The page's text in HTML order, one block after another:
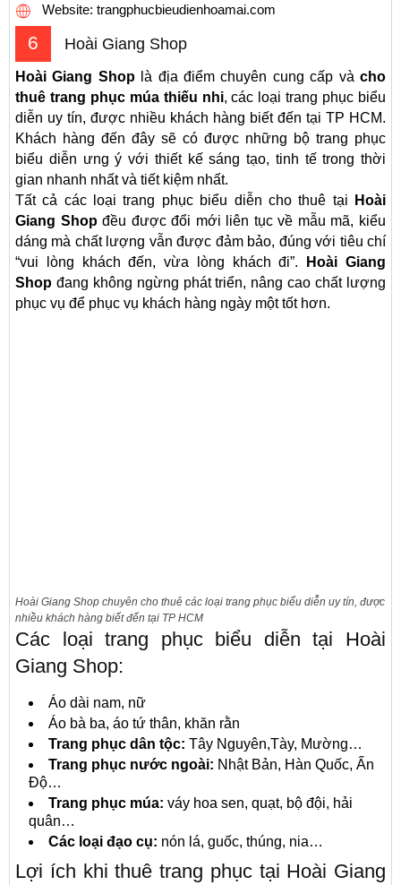
Website: trangphucbieudienhoamai.com
6 Hoài Giang Shop
Hoài Giang Shoplà địa điểm chuyên cung cấp vàcho
thuê trang phục múa thiếu nhi, các loại trang phục biểu
diễn uy tín, được nhiều khách hàng biết đến tại TP HCM.
Khách hàng đến đây sẽ có được những bộ trang phục
biểu diễn ưng ý với thiết kế sáng tạo, tinh tế trong thời
gian nhanh nhất và tiết kiệm nhất.
Tất cả các loại trang phục biểu diễn cho thuê tại
Hoài
Giang Shopđều được đổi mới liên tục về mẫu mã, kiểu
dáng mà chất lượng vẫn được đảm bảo, đúng với tiêu chí
“vui lòng khách đến, vừa lòng khách đi”.
Hoài Giang
Shop đang không ngừng phát triển, nâng cao chất lượng
phục vụ để phục vụ khách hàng ngày một tốt hơn.
Hoài Giang Shop chuyên cho thuê các loại trang phục biểu diễn uy tín, được
nhiều khách hàng biết đến tại TP HCM
Các loại trang phục biểu diễn tại Hoài
Giang Shop:
Áo dài nam, nữ
Áo bà ba, áo tứ thân, khăn rằn
Trang phục dân tộc: Tây Nguyên,Tày, Mường…
Trang phục nước ngoài: Nhật Bản, Hàn Quốc, Ấn
Độ…
Trang phục múa: váy hoa sen, quạt, bộ đội, hải
quân…
Các loại đạo cụ: nón lá, guốc, thúng, nia…
Lợi ích khi thuê trang phục tại Hoài Giang